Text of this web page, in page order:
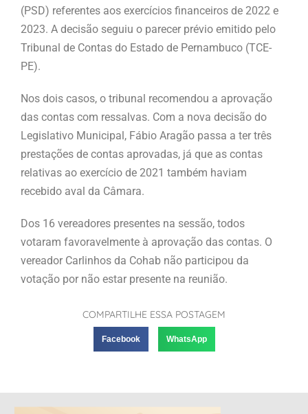
(PSD) referentes aos exercícios financeiros de 2022 e
2023. A decisão seguiu o parecer prévio emitido pelo
Tribunal de Contas do Estado de Pernambuco (TCE-
PE).
Nos dois casos, o tribunal recomendou a aprovação
das contas com ressalvas. Com a nova decisão do
Legislativo Municipal, Fábio Aragão passa a ter três
prestações de contas aprovadas, já que as contas
relativas ao exercício de 2021 também haviam
recebido aval da Câmara.
Dos 16 vereadores presentes na sessão, todos
votaram favoravelmente à aprovação das contas. O
vereador Carlinhos da Cohab não participou da
votação por não estar presente na reunião.
COMPARTILHE ESSA POSTAGEM
Facebook WhatsApp